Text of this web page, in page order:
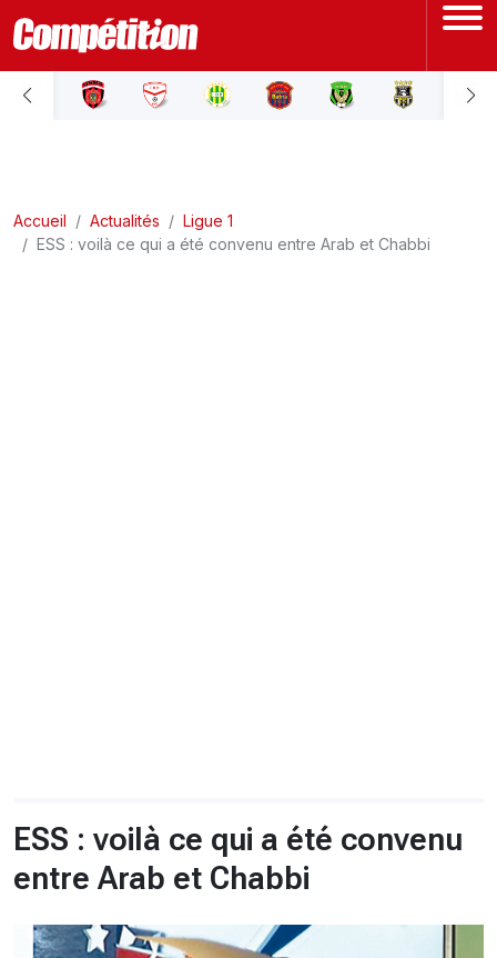
ACCUEIL
LIGUE 2
Accueil Actualités
Ligue 1
ESS : voilà ce qui a été convenu entre Arab et Chabbi
ESS : voilà ce qui a été convenu
entre Arab et Chabbi